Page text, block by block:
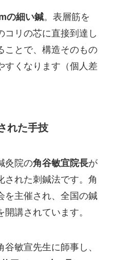
の細い鍼。表層筋を
コリの芯に直接到達し
ことで、構造そのもの
すくなります（個人差
れた手技
灸院の角谷敏宜院長が
された刺鍼法です。角
を主催され、全国の鍼
講されています。
敏宣先生に師事し、